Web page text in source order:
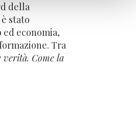
della
stato
economia,
Tra
verità. Come la